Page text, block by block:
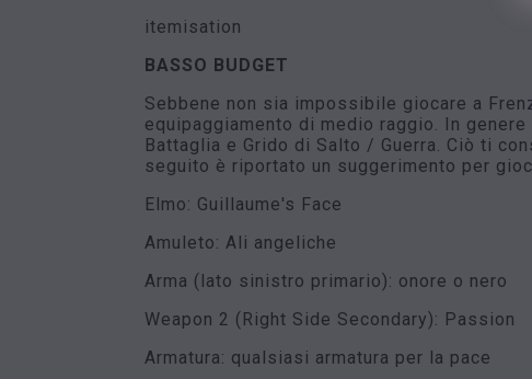
itemisation
BASSO BUDGET
Sebbene non sia impossibile giocare a
equipaggiamento di medio raggio. In
Battaglia e Grido di Salto / Guerra. Ciò ti
seguito è riportato un suggerimento per
Elmo: Guillaume's Face
Amuleto: Ali angeliche
Arma (lato sinistro primario): onore o nero
Weapon 2 (Right Side Secondary): Passion
Armatura: qualsiasi armatura per la pace